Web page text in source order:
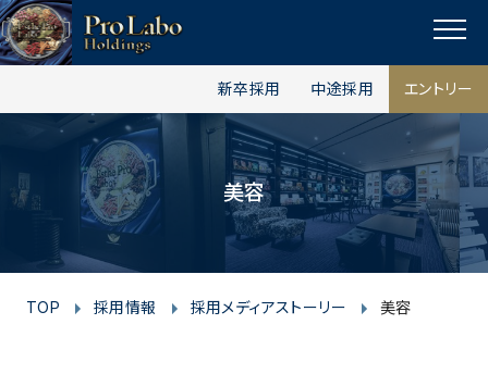
MENU
新卒採用 中途採用 エントリー
美容
TOP 採用情報 採用メディアストーリー 美容
p
a
g
s
t
a
m
c
e
b
o
o
k
i
t
t
e
r
u
t
u
b
e